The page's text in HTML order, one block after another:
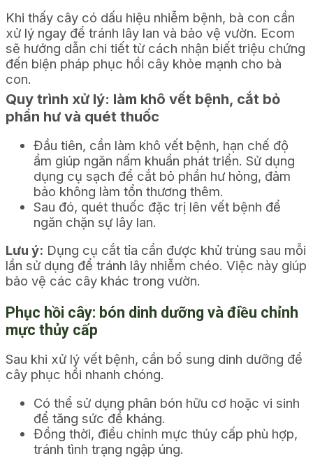
Khi thấy cây có dấu hiệu nhiễm bệnh, bà con cần
xử lý ngay để tránh lây lan và bảo vệ vườn. Ecom
sẽ hướng dẫn chi tiết từ cách nhận biết triệu chứng
đến biện pháp phục hồi cây khỏe mạnh cho bà
con.
Quy trình xử lý: làm khô vết bệnh, cắt bỏ
phần hư và quét thuốc
Đầu tiên, cần làm khô vết bệnh, hạn chế độ
ẩm giúp ngăn nấm khuẩn phát triển. Sử dụng
dụng cụ sạch để cắt bỏ phần hư hỏng, đảm
bảo không làm tổn thương thêm.
Sau đó, quét thuốc đặc trị lên vết bệnh để
ngăn chặn sự lây lan.
Lưu ý: Dụng cụ cắt tỉa cần được khử trùng sau mỗi
lần sử dụng để tránh lây nhiễm chéo. Việc này giúp
bảo vệ các cây khác trong vườn.
Phục hồi cây: bón dinh dưỡng và điều chỉnh
mực thủy cấp
Sau khi xử lý vết bệnh, cần bổ sung dinh dưỡng để
cây phục hồi nhanh chóng.
Có thể sử dụng phân bón hữu cơ hoặc vi sinh
để tăng sức đề kháng.
Đồng thời, điều chỉnh mực thủy cấp phù hợp,
tránh tình trạng ngập úng.